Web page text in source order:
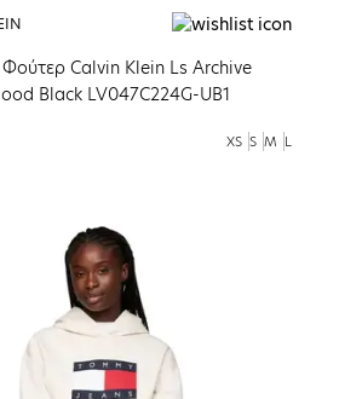
Φούτερ Calvin Klein Ls Archive
Black LV047C224G-UB1
XS S M L